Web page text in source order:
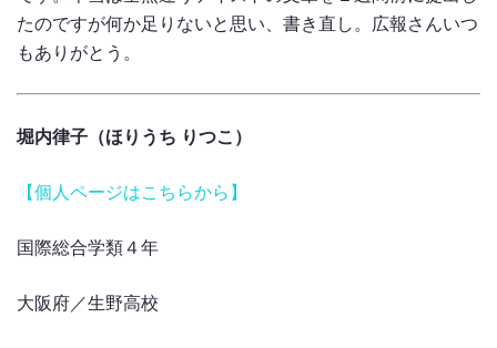
たのですが何か足りないと思い、書き直し。広報さんいつ
もありがとう。
堀内律子 （ほりうち りつこ ）
【個人ページはこちらから】
国際総合学類４年
大阪府／生野高校